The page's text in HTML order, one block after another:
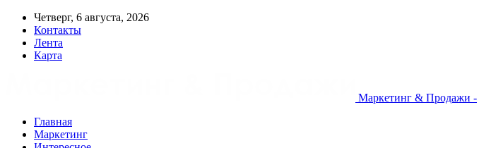
Четверг, 6 августа, 2026
Контакты
Лента
Карта
Маркетинг & Продажи -
Главная
Маркетинг